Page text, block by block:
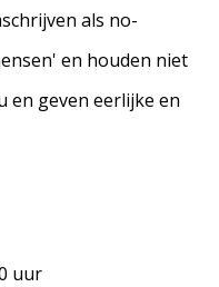
als no-
en houden niet
en geven eerlijke en
uur